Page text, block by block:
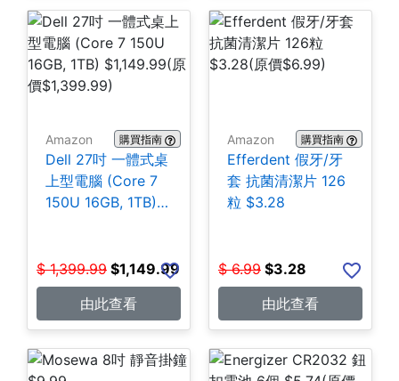
Amazon 購買指南
Dell 27吋 一體式桌
上型電腦 (Core 7
150U 16GB, 1TB)
$ 1,399.99 $1,149.99
由此查看
Amazon 購買指南
Efferdent 假牙/牙
套 抗菌清潔片 126
粒 $3.28
$ 6.99 $3.28
由此查看